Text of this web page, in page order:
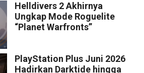
Helldivers 2 Akhirnya
Ungkap Mode Roguelite
“Planet Warfronts”
PlayStation Plus Juni 2026
Hadirkan Darktide hingga